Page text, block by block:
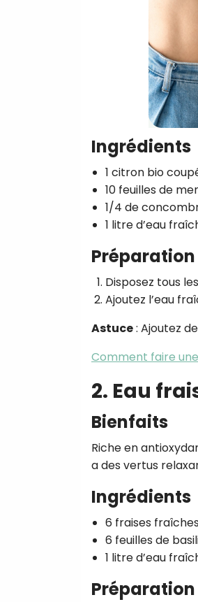
Ingrédients
1 citron bio
10 feuilles de
1/4 de
1 litre d’eau
Préparation
Disposez tous
Ajoutez l’eau
Astuce: Ajoutez
Comment faire
2. Eau
Bienfaits
Riche en
a des vertus
Ingrédients
6 fraises
6 feuilles de
1 litre d’eau
Préparation